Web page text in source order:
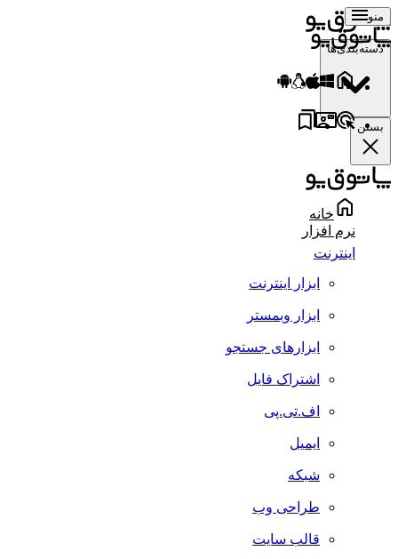
منو
دسته‌بندی‌ها
بستن
خانه
نرم افزار
اینترنت
ابزار اینترنت
ابزار وبمستر
ابزارهای جستجو
اشتراک فایل
اف.تی.پی
ایمیل
شبکه
طراحی وب
قالب سایت